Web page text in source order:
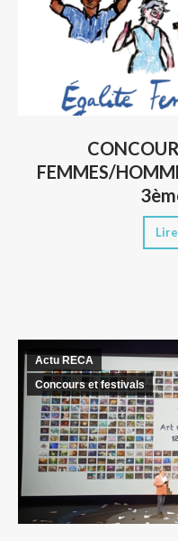
FEMMES/
Actu RECA
Concours et festivals